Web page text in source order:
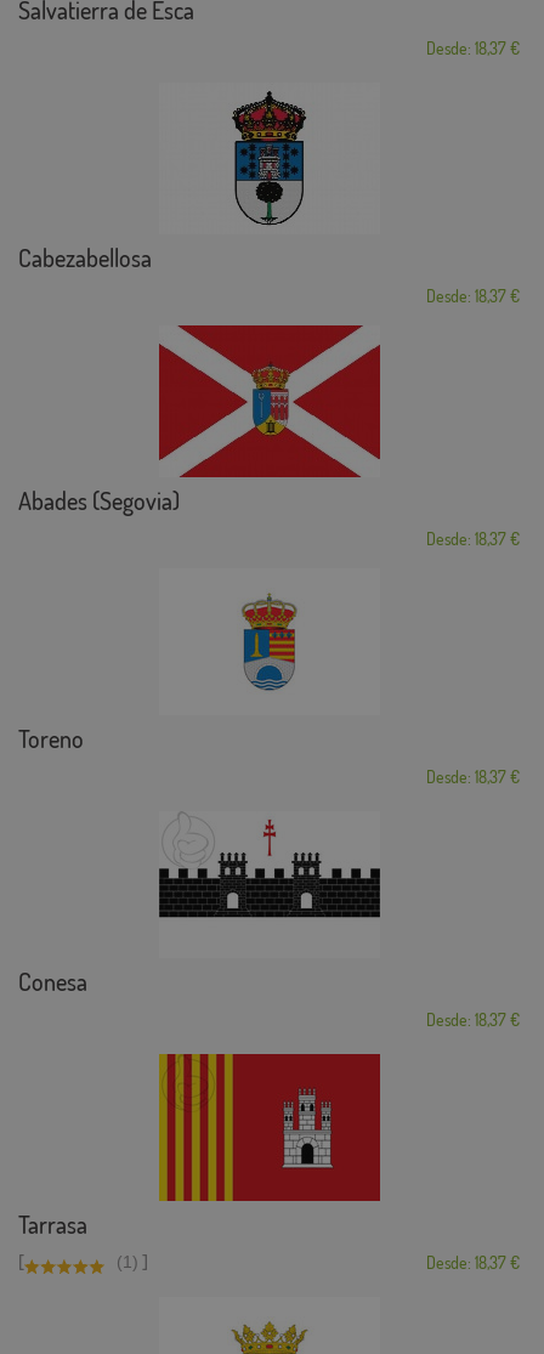
Salvatierra de Esca
Desde: 18,37 €
Cabezabellosa
Desde: 18,37 €
Abades (Segovia)
Desde: 18,37 €
Toreno
Desde: 18,37 €
Conesa
Desde: 18,37 €
Tarrasa
[ (1) ] Desde: 18,37 €